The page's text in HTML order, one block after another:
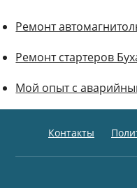
Ремонт
Ремонт стартеров
Мой опыт с
Контакты